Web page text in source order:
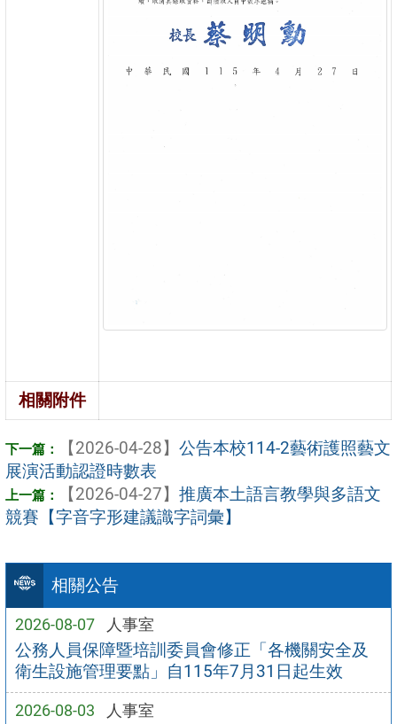
相關公告
2026-08-07 人事室
公務人員保障暨培訓委員會修正「各機關安全及
衛生設施管理要點」自115年7月31日起生效
2026-08-03 人事室
相關附件
【2026-04-28】 公告本校114-2藝術護照藝文
展演活動認證時數表
【2026-04-27】 推廣本土語言教學與多語文
競賽【字音字形建議識字詞彙】